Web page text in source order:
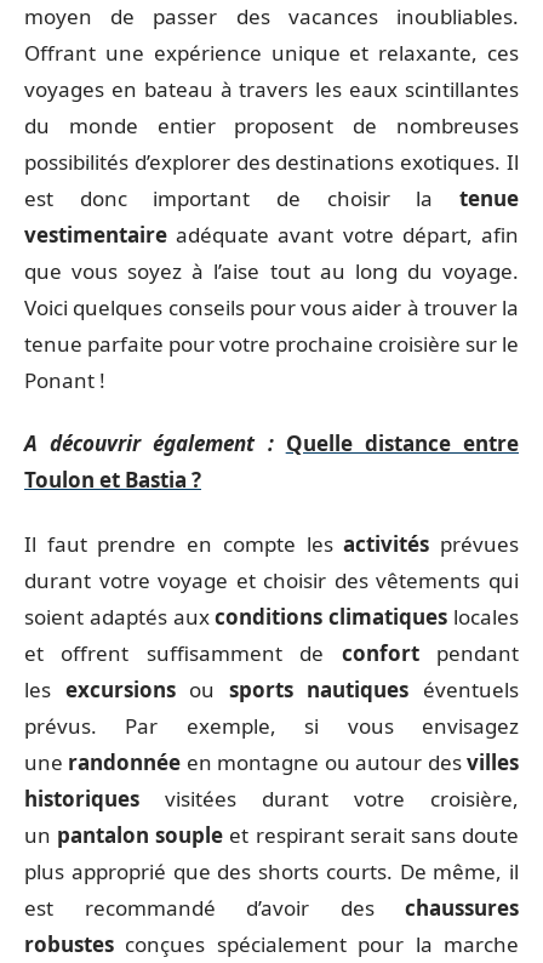
moyen de passer des vacances inoubliables.
Offrant une expérience unique et relaxante, ces
voyages en bateau à travers les eaux scintillantes
du monde entier proposent de nombreuses
possibilités d’explorer des destinations exotiques. Il
est donc important de choisir la tenue
vestimentaire adéquate avant votre départ, afin
que vous soyez à l’aise tout au long du voyage.
Voici quelques conseils pour vous aider à trouver la
tenue parfaite pour votre prochaine croisière sur le
Ponant !
A découvrir également : Quelle distance entre
Toulon et Bastia ?
Il faut prendre en compte lesactivités prévues
durant votre voyage et choisir des vêtements qui
soient adaptés auxconditions climatiques locales
et offrent suffisamment de confortpendant
les excursionsou sports nautiques éventuels
prévus. Par exemple, si vous envisagez
une randonnée en montagne ou autour desvilles
historiques visitées durant votre croisière,
un pantalon souple et respirant serait sans doute
plus approprié que des shorts courts. De même, il
est recommandé d’avoir des chaussures
robustes conçues spécialement pour la marche